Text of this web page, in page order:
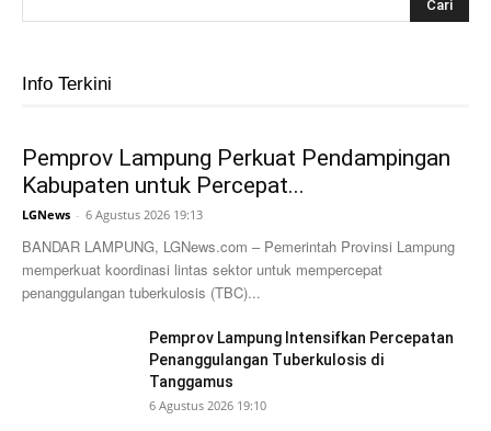
Info Terkini
Pemprov Lampung Perkuat Pendampingan
Kabupaten untuk Percepat...
LGNews - 6 Agustus 2026 19:13
BANDAR LAMPUNG, LGNews.com – Pemerintah Provinsi Lampung
memperkuat koordinasi lintas sektor untuk mempercepat
penanggulangan tuberkulosis (TBC)...
Pemprov Lampung Intensifkan Percepatan
Penanggulangan Tuberkulosis di
Tanggamus
6 Agustus 2026 19:10